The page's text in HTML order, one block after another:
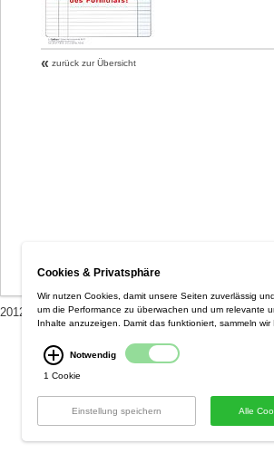
« zurück zur Übersicht
2012 Optiplan GmbH :: AGB / Datenschutzerklärung
Cookies & Privatsphäre
Wir nutzen Cookies, damit unsere Seiten zuverlässig
um die Performance zu überwachen und um relevante
Inhalte anzuzeigen. Damit das funktioniert, sammeln wir
Notwendig
1 Cookie
Einstellung speichern Alle